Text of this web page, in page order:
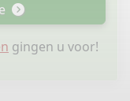
gingen u voor!